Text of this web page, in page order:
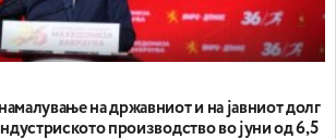
на државниот и на јавниот долг
производство во јуни од 6,5